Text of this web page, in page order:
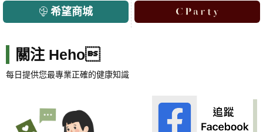
希望商城
關注 Heho
每日提供您最專業正確的健康知識